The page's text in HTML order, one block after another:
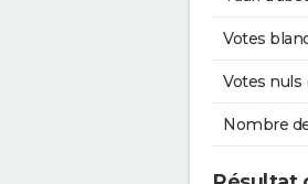
Votes
Votes nuls
Nombre